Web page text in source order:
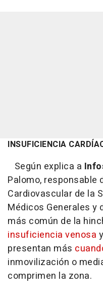
INSUFICIENCIA
Según explica a
Palomo, responsable
Cardiovascular de la
Médicos Generales y
más común de la
insuficiencia venosa
presentan más
inmovilización o
comprimen la zona.